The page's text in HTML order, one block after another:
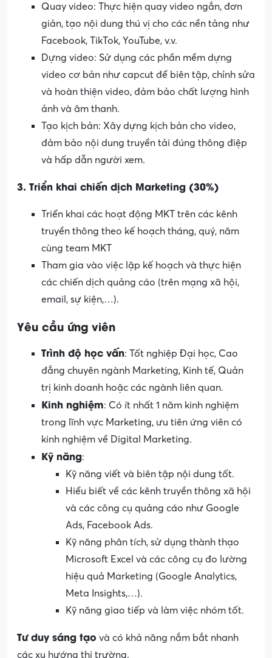
Quay video: Thực hiện quay video ngắn, đơn
giản, tạo nội dung thú vị cho các nền tảng như
Facebook, TikTok, YouTube, v.v.
Dựng video: Sử dụng các phần mềm dựng
video cơ bản như capcut để biên tập, chỉnh sửa
và hoàn thiện video, đảm bảo chất lượng hình
ảnh và âm thanh.
Tạo kịch bản: Xây dựng kịch bản cho video,
đảm bảo nội dung truyền tải đúng thông điệp
và hấp dẫn người xem.
3. Triển khai chiến dịch Marketing (30%)
Triển khai các hoạt động MKT trên các kênh
truyền thông theo kế hoạch tháng, quý, năm
cùng team MKT
Tham gia vào việc lập kế hoạch và thực hiện
các chiến dịch quảng cáo (trên mạng xã hội,
email, sự kiện,…).
Yêu cầu ứng viên
Trình độ học vấn: Tốt nghiệp Đại học, Cao
đẳng chuyên ngành Marketing, Kinh tế, Quản
trị kinh doanh hoặc các ngành liên quan.
Kinh nghiệm: Có ít nhất 1 năm kinh nghiệm
trong lĩnh vực Marketing, ưu tiên ứng viên có
kinh nghiệm về Digital Marketing.
Kỹ năng:
Kỹ năng viết và biên tập nội dung tốt.
Hiểu biết về các kênh truyền thông xã hội
và các công cụ quảng cáo như Google
Ads, Facebook Ads.
Kỹ năng phân tích, sử dụng thành thạo
Microsoft Excel và các công cụ đo lường
hiệu quả Marketing (Google Analytics,
Meta Insights,…).
Kỹ năng giao tiếp và làm việc nhóm tốt.
Tư duy sáng tạo và có khả năng nắm bắt nhanh
các xu hướng thị trường.